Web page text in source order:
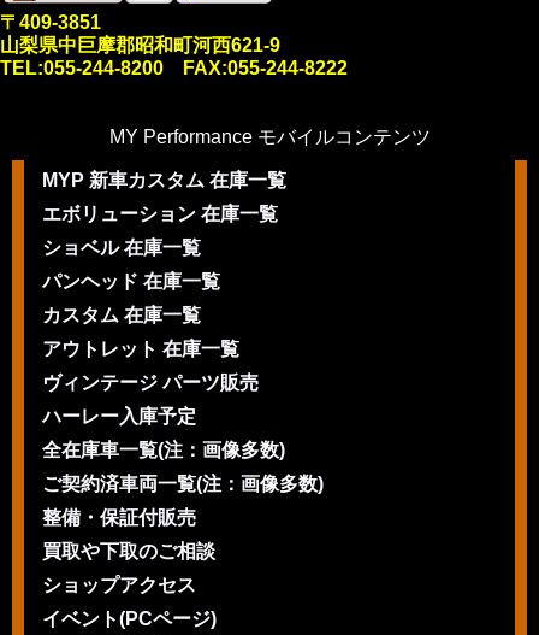
〒409-3851
山梨県中巨摩郡昭和町河西621-9
TEL:055-244-8200 FAX:055-244-8222
MY Performance モバイルコンテンツ
MYP 新車カスタム 在庫一覧
エボリューション 在庫一覧
ショベル 在庫一覧
パンヘッド 在庫一覧
カスタム 在庫一覧
アウトレット 在庫一覧
ヴィンテージ パーツ販売
ハーレー入庫予定
全在庫車一覧(注：画像多数)
ご契約済車両一覧(注：画像多数)
整備・保証付販売
買取や下取のご相談
ショップアクセス
イベント(PCページ)